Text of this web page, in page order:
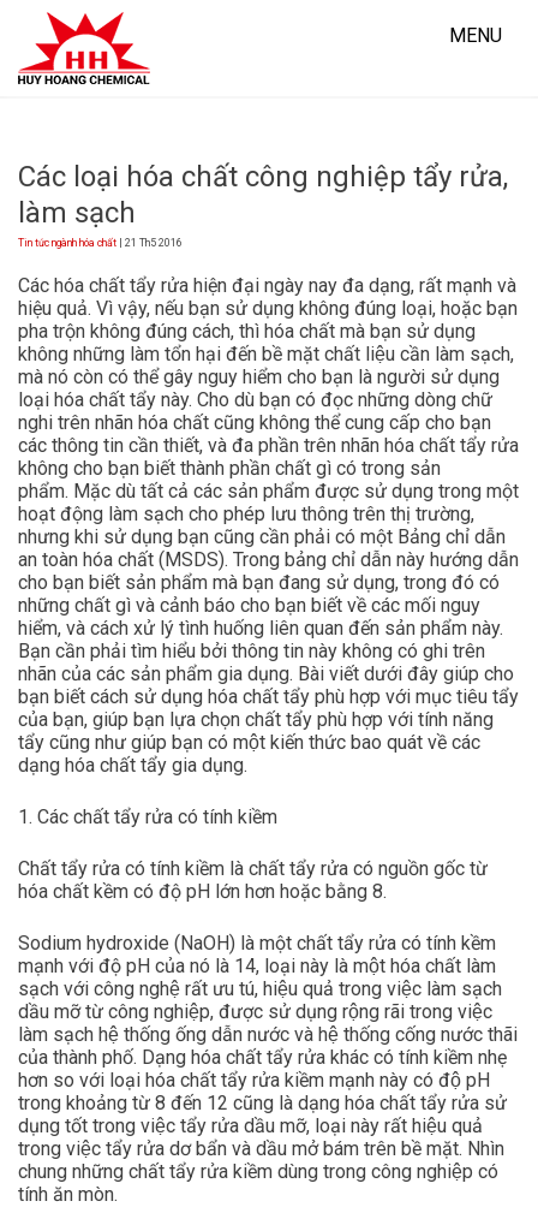
content
MENU
Các loại hóa chất công nghiệp tẩy rửa,
làm sạch
Tin tức ngành hóa chất | 21 Th5 2016
Các hóa chất tẩy rửa hiện đại ngày nay đa dạng, rất mạnh và
hiệu quả. Vì vậy, nếu bạn sử dụng không đúng loại, hoặc bạn
pha trộn không đúng cách, thì hóa chất mà bạn sử dụng
không những làm tổn hại đến bề mặt chất liệu cần làm sạch,
mà nó còn có thể gây nguy hiểm cho bạn là người sử dụng
loại hóa chất tẩy này. Cho dù bạn có đọc những dòng chữ
nghi trên nhãn hóa chất cũng không thể cung cấp cho bạn
các thông tin cần thiết, và đa phần trên nhãn hóa chất tẩy rửa
không cho bạn biết thành phần chất gì có trong sản
phẩm. Mặc dù tất cả các sản phẩm được sử dụng trong một
hoạt động làm sạch cho phép lưu thông trên thị trường,
nhưng khi sử dụng bạn cũng cần phải có một Bảng chỉ dẫn
an toàn hóa chất (MSDS). Trong bảng chỉ dẫn này hướng dẫn
cho bạn biết sản phẩm mà bạn đang sử dụng, trong đó có
những chất gì và cảnh báo cho bạn biết về các mối nguy
hiểm, và cách xử lý tình huống liên quan đến sản phẩm này.
Bạn cần phải tìm hiểu bởi thông tin này không có ghi trên
nhãn của các sản phẩm gia dụng. Bài viết dưới đây giúp cho
bạn biết cách sử dụng hóa chất tẩy phù hợp với mục tiêu tẩy
của bạn, giúp bạn lựa chọn chất tẩy phù hợp với tính năng
tẩy cũng như giúp bạn có một kiến thức bao quát về các
dạng hóa chất tẩy gia dụng.
1. Các chất tẩy rửa có tính kiềm
Chất tẩy rửa có tính kiềm là chất tẩy rửa có nguồn gốc từ
hóa chất kềm có độ pH lớn hơn hoặc bằng 8.
Sodium hydroxide (NaOH) là một chất tẩy rửa có tính kềm
mạnh với độ pH của nó là 14, loại này là một hóa chất làm
sạch với công nghệ rất ưu tú, hiệu quả trong việc làm sạch
dầu mỡ từ công nghiệp, được sử dụng rộng rãi trong việc
làm sạch hệ thống ống dẫn nước và hệ thống cống nước thãi
của thành phố. Dạng hóa chất tẩy rửa khác có tính kiềm nhẹ
hơn so với loại hóa chất tẩy rửa kiềm mạnh này có độ pH
trong khoảng từ 8 đến 12 cũng là dạng hóa chất tẩy rửa sử
dụng tốt trong việc tẩy rửa dầu mỡ, loại này rất hiệu quả
trong việc tẩy rửa dơ bẩn và dầu mở bám trên bề mặt. Nhìn
chung những chất tẩy rửa kiềm dùng trong công nghiệp có
tính ăn mòn.